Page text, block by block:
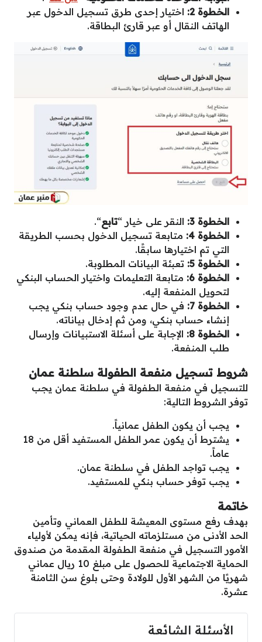
الخطوة 2:
اختيار إحدى طرق تسجيل الدخول عبر
الهاتف النقال أو عبر قارئ البطاقة.
الخطوة 3: النقر على خيار “تابع“.
الخطوة 4:
متابعة تسجيل الدخول بحسب الطريقة
التي تم اختيارها سابقًا.
الخطوة 5:
تعبئة البيانات المطلوبة.
الخطوة 6:
متابعة التعليمات واختيار الحساب البنكي
لتحويل المنفعة إليه.
الخطوة 7:
في حال عدم وجود حساب بنكي يجب
إنشاء حساب بنكي، ومن ثم إدخال بياناته.
الخطوة 8:
الإجابة على أسئلة الاستبيانات وإرسال
طلب المنفعة.
شروط تسجيل منفعة الطفولة سلطنة عمان
للتسجيل في منفعة الطفولة في سلطنة عمان يجب
توفر الشروط التالية:
يجب أن يكون الطفل عمانياً.
يشترط أن يكون عمر الطفل المستفيد أقل من 18
عاماً.
يجب تواجد الطفل في سلطنة عمان.
يجب توفر حساب بنكي للمستفيد.
خاتمة
بهدف رفع مستوى المعيشة للطفل العماني وتأمين
الحد الأدنى من مستلزماته الحياتية، فإنه يمكن لأولياء
الأمور التسجيل في منفعة الطفولة المقدمة من صندوق
الحماية الاجتماعية للحصول على مبلغ 10 ريال عماني
شهريًا من الشهر الأول للولادة وحتى بلوغ سن الثامنة
عشرة.
الأسئلة الشائعة